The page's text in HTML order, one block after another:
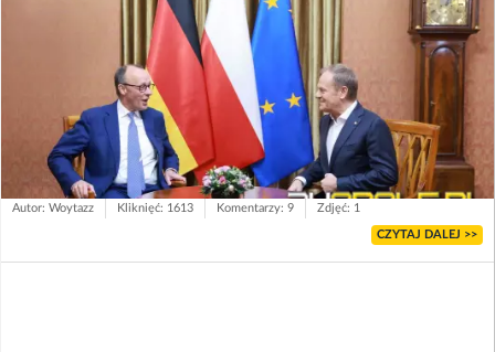
Autor: Woytazz Kliknięć: 1613 Komentarzy: 9 Zdjęć: 1
CZYTAJ DALEJ >>